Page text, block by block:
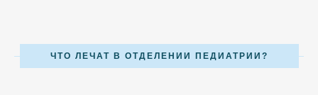
ЧТО ЛЕЧАТ В ОТДЕЛЕНИИ ПЕДИАТРИИ?